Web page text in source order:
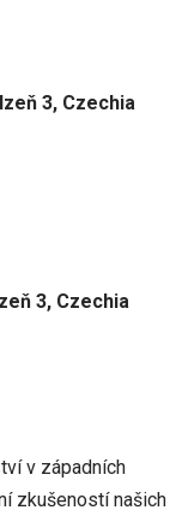
3, Czechia
3, Czechia
v západních
zkušeností našich